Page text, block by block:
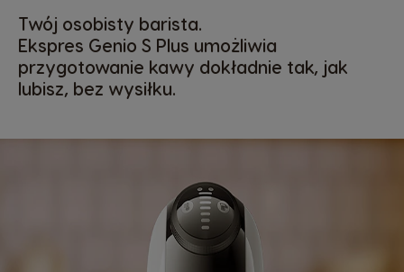
Twój osobisty barista.
Ekspres Genio S Plus umożliwia
przygotowanie kawy dokładnie tak, jak
lubisz, bez wysiłku.